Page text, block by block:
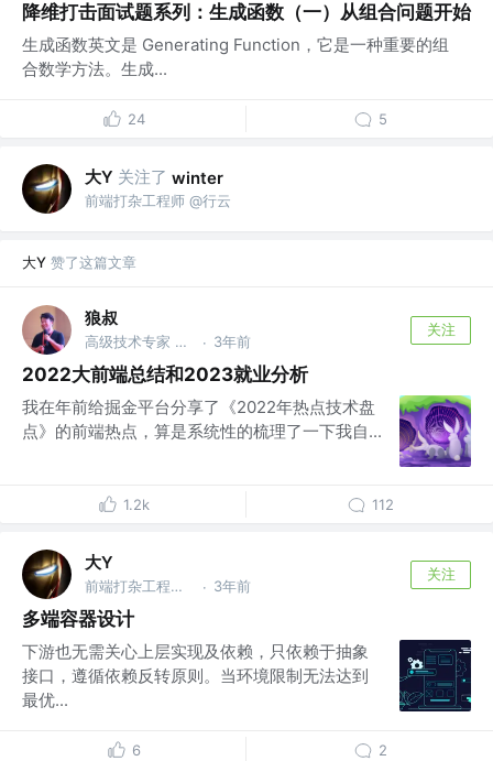
降维打击面试题系列：生成函数（一）从组合问题开始
生成函数英文是 Generating Function，它是一种重要的组
合数学方法。生成...
24 5
大Y 关注了 winter
前端打杂工程师 @行云
大Y 赞了这篇文章
狼叔
高级技术专家 @一线大厂 · 3年前
关注
2022大前端总结和2023就业分析
我在年前给掘金平台分享了《2022年热点技术盘
点》的前端热点，算是系统性的梳理了一下我自...
1.2k 112
大Y
前端打杂工程师 @行云 · 3年前
关注
多端容器设计
下游也无需关心上层实现及依赖，只依赖于抽象
接口，遵循依赖反转原则。当环境限制无法达到
最优...
6 2